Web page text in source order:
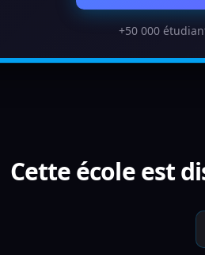
+50 000
Cette école est